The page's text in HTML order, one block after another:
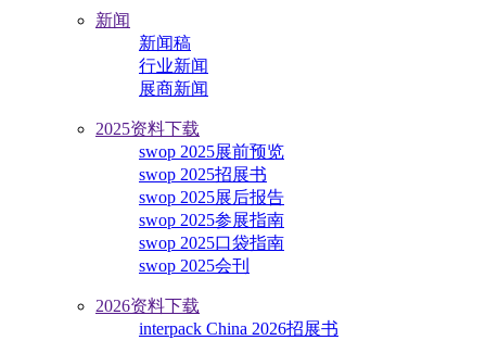
新闻
新闻稿
行业新闻
展商新闻
2025资料下载
swop 2025展前预览
swop 2025招展书
swop 2025展后报告
swop 2025参展指南
swop 2025口袋指南
swop 2025会刊
2026资料下载
interpack China 2026招展书